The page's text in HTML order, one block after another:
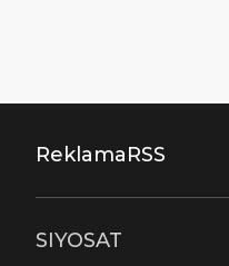
ReklamaRSS
SIYOSAT